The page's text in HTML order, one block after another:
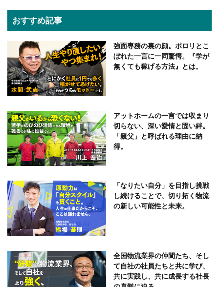
おすすめ記事
強面専務の裏の顔。ポロリとこ
ぼれた一言に一同驚愕。『学が
無くても稼げる方法』とは。
アットホームの一言では収まり
切らない、深い愛情と固い絆。
「親父」と呼ばれる理由に納
得。
「なりたい自分」を目指し挑戦
し続けることで、切り拓く物流
の新しい可能性と未来。
全国物流業界の仲間たち、そし
て自社の社員たちと共に学び、
共に実践し、共に成長する社長